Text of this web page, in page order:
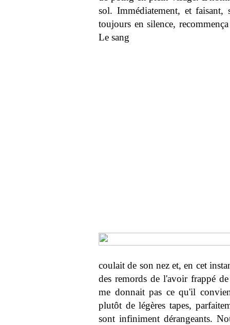
sol. Immédiatement, et
toujours en silence,
Le sang
coulait de son nez et, en cet
des remords de l'avoir frappé
me donnait pas ce qu'il
plutôt de légères tapes,
sont infiniment dérangeants.